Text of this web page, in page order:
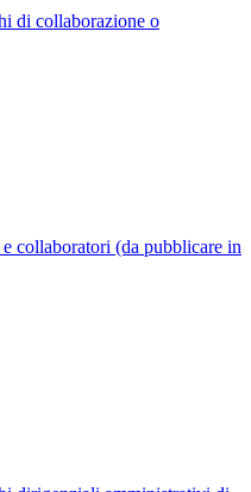
di collaborazione o
collaboratori (da pubblicare in